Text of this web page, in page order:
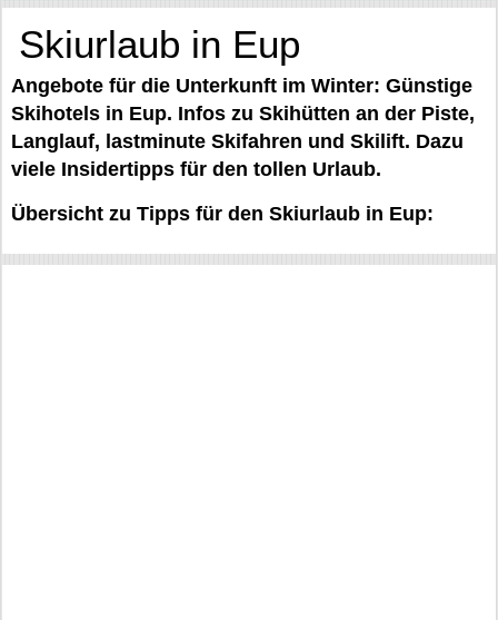
Skiurlaub in Eup
Angebote für die Unterkunft im Winter: Günstige
Skihotels in Eup. Infos zu Skihütten an der Piste,
Langlauf, lastminute Skifahren und Skilift. Dazu
viele Insidertipps für den tollen Urlaub.
Übersicht zu Tipps für den Skiurlaub in Eup: